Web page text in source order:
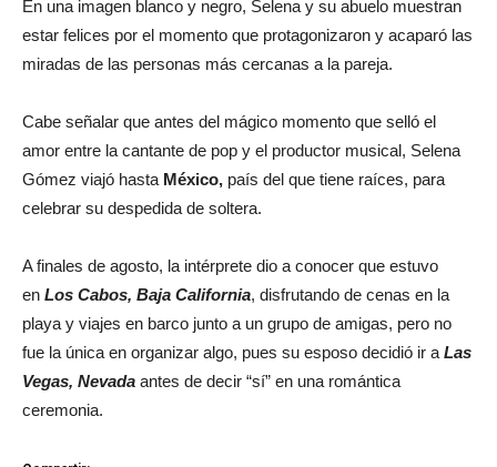
En una imagen blanco y negro, Selena y su abuelo muestran
estar felices por el momento que protagonizaron y acaparó las
miradas de las personas más cercanas a la pareja.
Cabe señalar que antes del mágico momento que selló el
amor entre la cantante de pop y el productor musical, Selena
Gómez viajó hasta México, país del que tiene raíces, para
celebrar su despedida de soltera.
A finales de agosto, la intérprete dio a conocer que estuvo
en Los Cabos, Baja California, disfrutando de cenas en la
playa y viajes en barco junto a un grupo de amigas, pero no
fue la única en organizar algo, pues su esposo decidió ir a Las
Vegas, Nevada antes de decir “sí” en una romántica
ceremonia.